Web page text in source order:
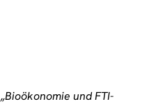
„Bioökonomie und FTI-